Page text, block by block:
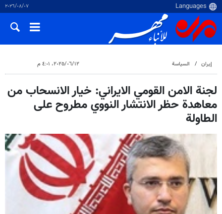
٠٧‏/٠٨‏/٢٠٢٦
إيران السياسة ١٢‏/٠٦‏/٢٠٢٥، ٤:٠١ م
لجنة الامن القومي الايراني: خيار الانسحاب من
معاهدة حظر الانتشار النووي مطروح على
الطاولة